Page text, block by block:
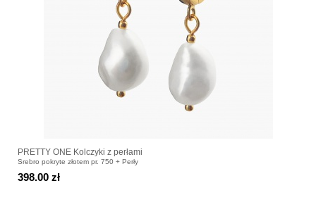
PRETTY ONE Kolczyki z perłami
Srebro pokryte złotem pr. 750 + Perły
398.00 zł